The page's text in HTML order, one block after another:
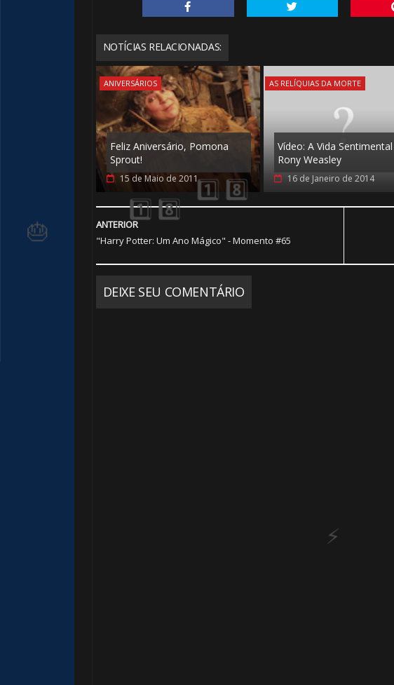
NOTÍCIAS RELACIONADAS:
ANIVERSÁRIOS
Feliz Aniversário, Pomona
Sprout!
15 de Maio de 2011
AS RELÍQUIAS DA MORTE
Vídeo: A Vida
Rony Weasley
16 de Janeiro de 2014
ANTERIOR
"Harry Potter: Um Ano Mágico" - Momento #65
DEIXE SEU COMENTÁRIO
1️⃣ 8️⃣